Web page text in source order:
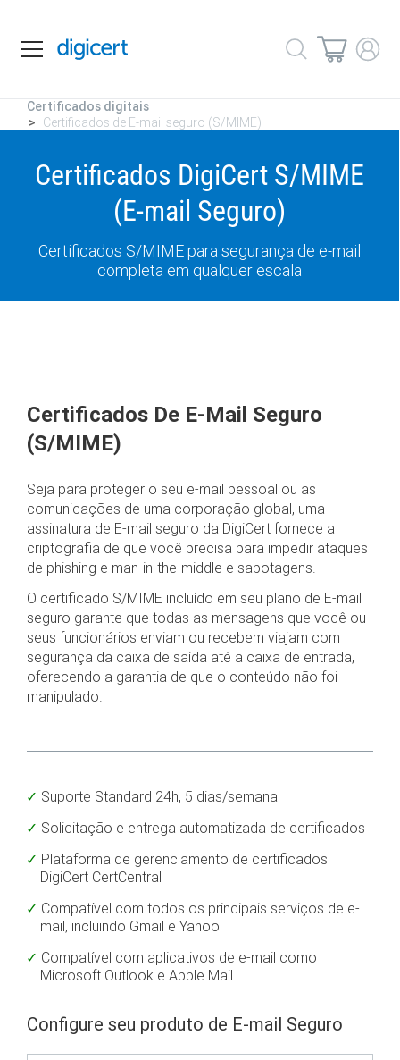
Certificados digitais
Certificados de E-mail seguro (S/MIME)
Certificados DigiCert S/MIME
(E-mail Seguro)
Certificados S/MIME para segurança de e-mail
completa em qualquer escala
Certificados De E-Mail Seguro
(S/MIME)
Seja para proteger o seu e-mail pessoal ou as
comunicações de uma corporação global, uma
assinatura de E-mail seguro da DigiCert fornece a
criptografia de que você precisa para impedir ataques
de phishing e man-in-the-middle e sabotagens.
O certificado S/MIME incluído em seu plano de E-mail
seguro garante que todas as mensagens que você ou
seus funcionários enviam ou recebem viajam com
segurança da caixa de saída até a caixa de entrada,
oferecendo a garantia de que o conteúdo não foi
manipulado.
Suporte Standard 24h, 5 dias/semana
Solicitação e entrega automatizada de certificados
Plataforma de gerenciamento de certificados
DigiCert CertCentral
Compatível com todos os principais serviços de e-
mail, incluindo Gmail e Yahoo
Compatível com aplicativos de e-mail como
Microsoft Outlook e Apple Mail
Configure seu produto de E-mail Seguro